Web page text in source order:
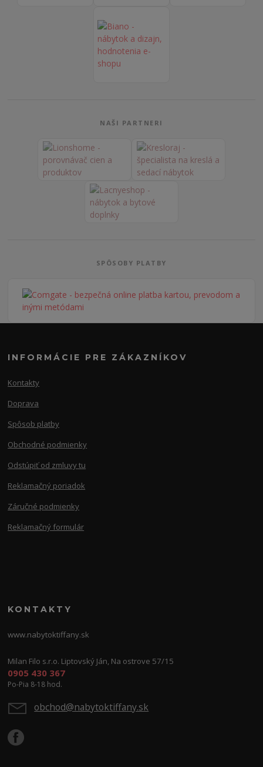
NAŠI PARTNERI
SPÔSOBY PLATBY
INFORMÁCIE PRE ZÁKAZNÍKOV
Kontakty
Doprava
Spôsob platby
Obchodné podmienky
Odstúpiť od zmluvy tu
Reklamačný poriadok
Záručné podmienky
Reklamačný formulár
KONTAKTY
www.nabytoktiffany.sk
Milan Filo s.r.o. Liptovský Ján, Na ostrove 57/15
0905 430 367
Po-Pia 8-18 hod.
obchod@nabytoktiffany.sk